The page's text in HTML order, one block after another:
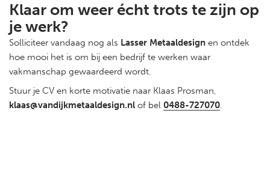
Klaar om weer écht trots te zijn op
je werk?
Solliciteer vandaag nog als Lasser Metaaldesign en ontdek
hoe mooi het is om bij een bedrijf te werken waar
vakmanschap gewaardeerd wordt.
Stuur je CV en korte motivatie naar Klaas Prosman,
klaas@vandijkmetaaldesign.nl of bel 0488-727070.